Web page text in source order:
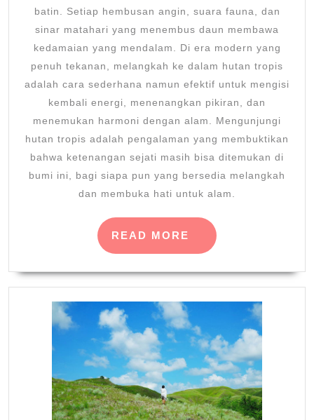
batin. Setiap hembusan angin, suara fauna, dan
sinar matahari yang menembus daun membawa
kedamaian yang mendalam. Di era modern yang
penuh tekanan, melangkah ke dalam hutan tropis
adalah cara sederhana namun efektif untuk mengisi
kembali energi, menenangkan pikiran, dan
menemukan harmoni dengan alam. Mengunjungi
hutan tropis adalah pengalaman yang membuktikan
bahwa ketenangan sejati masih bisa ditemukan di
bumi ini, bagi siapa pun yang bersedia melangkah
dan membuka hati untuk alam.
READ MORE
READ
MORE